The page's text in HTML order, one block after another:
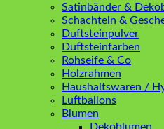
Satinbänder &
Schachteln &
Duftsteinpulver
Duftsteinfarben
Rohseife & Co
Holzrahmen
Haushaltswaren /
Luftballons
Blumen